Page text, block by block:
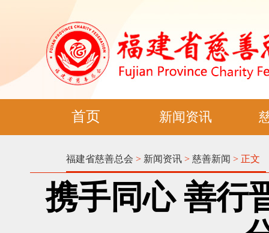
首页 新闻资讯
福建省慈善总会 > 新闻资讯 > 慈善新闻 > 正文
携手同心 善